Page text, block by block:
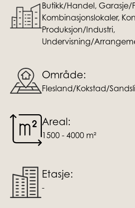
Butikk/Handel, Garasje/
Kombinasjonslokaler,
Produksjon/Industri,
Undervisning/
Område:
Flesland/Kokstad/Sandsli
Areal:
1500 - 4000 m²
Etasje:
-